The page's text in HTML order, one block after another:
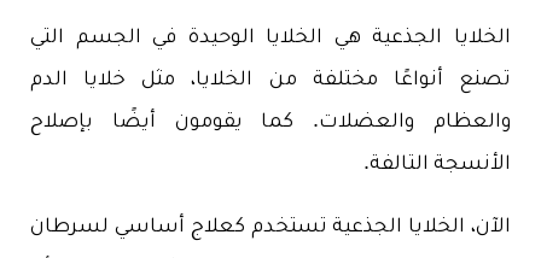
الخلايا الجذعية هي الخلايا الوحيدة في الجسم التي
تصنع أنواعًا مختلفة من الخلايا، مثل خلايا الدم
والعظام والعضلات. كما يقومون أيضًا بإصلاح
الأنسجة التالفة.
الآن، الخلايا الجذعية تستخدم كعلاج أساسي لسرطان